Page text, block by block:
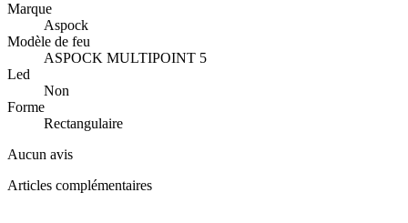
Marque
Aspock
Modèle de feu
ASPOCK MULTIPOINT 5
Led
Non
Forme
Rectangulaire
Aucun avis
Articles complémentaires